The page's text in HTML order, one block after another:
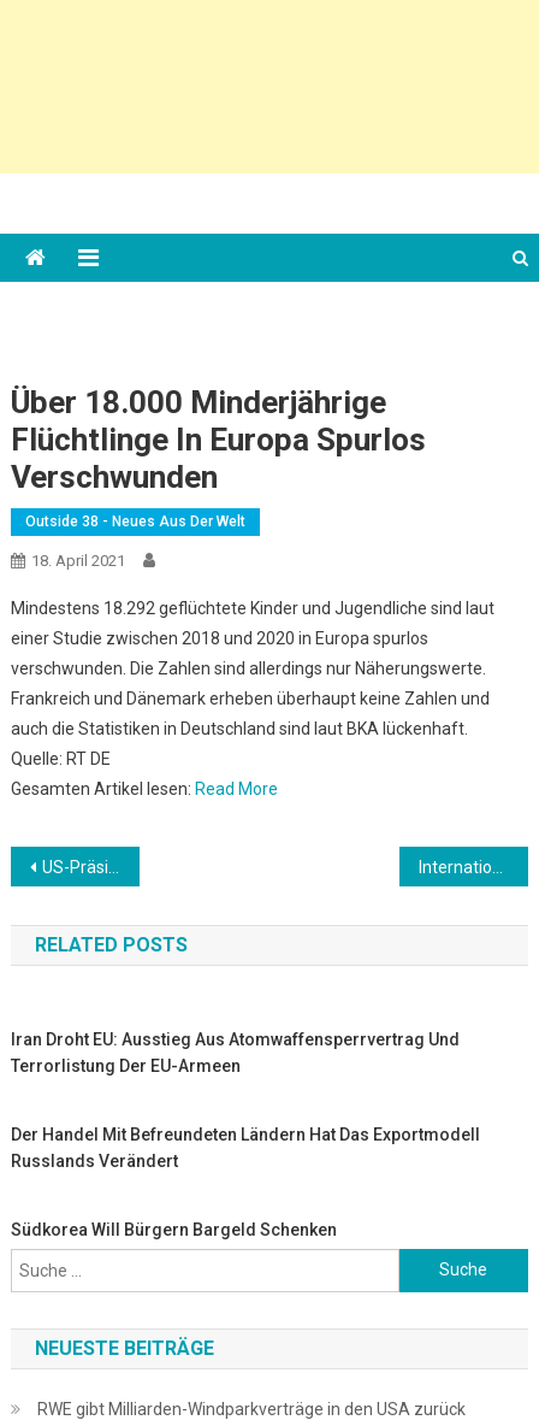
Über 18.000 Minderjährige
Flüchtlinge In Europa Spurlos
Verschwunden
Outside 38 - Neues Aus Der Welt
18. April 2021
Mindestens 18.292 geflüchtete Kinder und Jugendliche sind laut
einer Studie zwischen 2018 und 2020 in Europa spurlos
verschwunden. Die Zahlen sind allerdings nur Näherungswerte.
Frankreich und Dänemark erheben überhaupt keine Zahlen und
auch die Statistiken in Deutschland sind laut BKA lückenhaft.
Quelle: RT DE
Gesamten Artikel lesen: Read More
Beitrags-
Navigation
US-Präsident Biden droht: Im Falle von Nawalnys Tod in Gefangenschaft gibt es Konsequenzen
RELATED POSTS
Iran Droht EU: Ausstieg Aus Atomwaffensperrvertrag Und
Terrorlistung Der EU-Armeen
Der Handel Mit Befreundeten Ländern Hat Das Exportmodell
Russlands Verändert
Südkorea Will Bürgern Bargeld Schenken
Suche
nach:
NEUESTE BEITRÄGE
RWE gibt Milliarden-Windparkverträge in den USA zurück